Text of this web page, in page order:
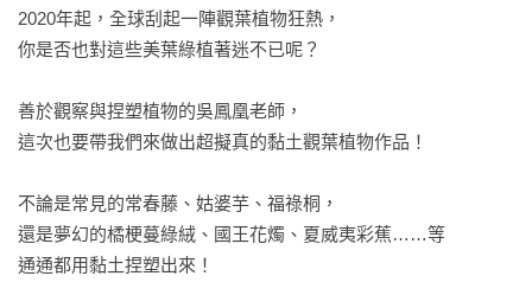
2020年起，全球刮起一陣觀葉植物狂熱，
你是否也對這些美葉綠植著迷不已呢？
善於觀察與捏塑植物的吳鳳凰老師，
這次也要帶我們來做出超擬真的黏土觀葉植物作品！
不論是常見的常春藤、姑婆芋、福祿桐，
還是夢幻的橘梗蔓綠絨、國王花燭、夏威夷彩蕉……等
通通都用黏土捏塑出來！